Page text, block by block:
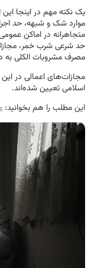
یک نکته مهم در اینجا
موارد شک و شبهه، حد
متجاهرانه در اماکن
حد شرعی شرب خمر،
مصرف مشروبات الکلی
مجازات‌های اعمالی در
اسلامی تعیین شده‌اند.
این مطلب را هم بخوانید: